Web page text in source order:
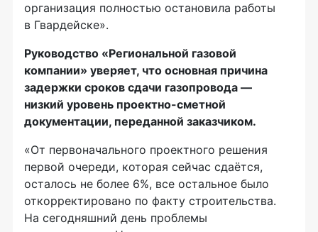
организация полностью остановила работы
в Гвардейске».
Руководство «Региональной газовой
компании» уверяет, что основная причина
задержки сроков сдачи газопровода —
низкий уровень проектно-сметной
документации, переданной заказчиком.
«От первоначального проектного решения
первой очереди, которая сейчас сдаётся,
осталось не более 6%, все остальное было
откорректировано по факту строительства.
На сегодняшний день проблемы